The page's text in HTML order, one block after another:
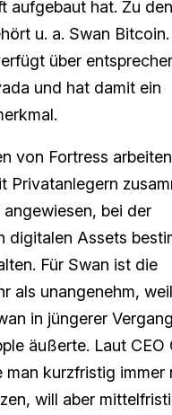
aufgebaut hat. Zu
u. a. Swan Bitcoin.
über
und hat damit ein
von Fortress arbeiten
Privatanlegern
bei der
digitalen Assets
Für Swan ist die
als unangenehm,
in jüngerer
äußerte. Laut CEO
man kurzfristig immer
will aber